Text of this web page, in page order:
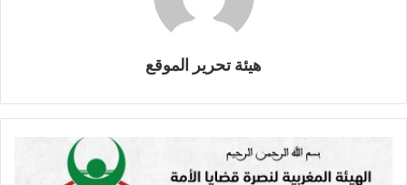
هيئة تحرير الموقع